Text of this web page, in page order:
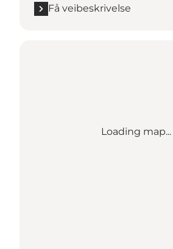
Få veibeskrivelse
Loading map...